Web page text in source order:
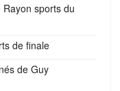
sports du
de finale
de Guy